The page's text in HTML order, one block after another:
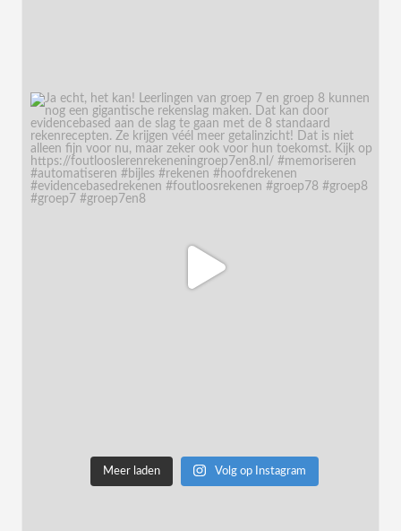
Meer laden Volg op Instagram